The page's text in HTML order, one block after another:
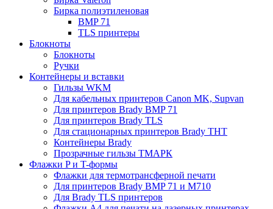
Бирка полиэтиленовая
BMP 71
TLS принтеры
Блокноты
Блокноты
Ручки
Контейнеры и вставки
Гильзы WKM
Для кабельных принтеров Canon MK, Supvan
Для принтеров Brady BMP 71
Для принтеров Brady TLS
Для стационарных принтеров Brady THT
Контейнеры Brady
Прозрачные гильзы ТМАРК
Флажки P и T-формы
Флажки для термотрансферной печати
Для принтеров Brady BMP 71 и M710
Для Brady TLS принтеров